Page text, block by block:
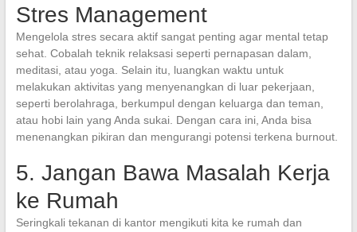
Stres Management
Mengelola stres secara aktif sangat penting agar mental tetap
sehat. Cobalah teknik relaksasi seperti pernapasan dalam,
meditasi, atau yoga. Selain itu, luangkan waktu untuk
melakukan aktivitas yang menyenangkan di luar pekerjaan,
seperti berolahraga, berkumpul dengan keluarga dan teman,
atau hobi lain yang Anda sukai. Dengan cara ini, Anda bisa
menenangkan pikiran dan mengurangi potensi terkena burnout.
5. Jangan Bawa Masalah Kerja
ke Rumah
Seringkali tekanan di kantor mengikuti kita ke rumah dan